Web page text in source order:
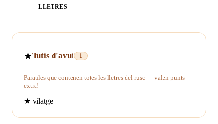
LLETRES
★Tutis d'avui 1
Paraules que contenen totes les lletres del rusc — valen punts
extra!
★ vilatge